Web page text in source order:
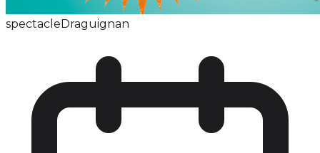
spectacleDraguignan